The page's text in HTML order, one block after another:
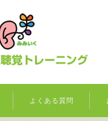
よくある質問